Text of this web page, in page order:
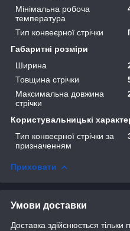
Мінімальна робоча
температура
Тип конвеєрної стрічки
Габаритні розміри
Ширина
Товщина стрічки
Максимальна довжина
стрічки
Користувальницькі
Тип конвеєрної стрічки за
призначенням
Приховати
Умови доставки
Доставка здійснюється тільки